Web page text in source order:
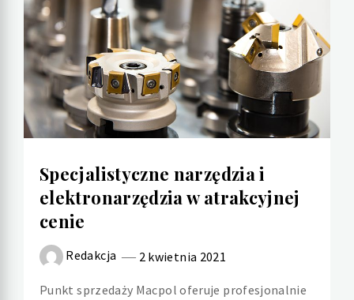
Specjalistyczne narzędzia i
elektronarzędzia w atrakcyjnej
cenie
Redakcja 2 kwietnia 2021
Punkt sprzedaży Macpol oferuje profesjonalnie